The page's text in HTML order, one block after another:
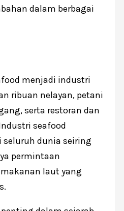
dalam berbagai
menjadi industri
ribuan nelayan, petani
serta restoran dan
seafood
seluruh dunia seiring
permintaan
laut yang